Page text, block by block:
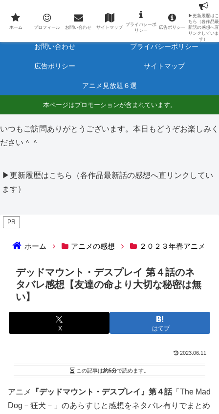
最新アニメのあらすじと感想をネタバレ有りで毎日更新しています。
ホーム プロフィール
お問い合わせ プライバシーポリシー
広告ポリシー サイトマップ
アニメ見放題６選
本ページはプロモーションが含まれています。
いつもご訪問ありがとうございます。本日もどうぞお楽しみく
ださい＾＾
▶更新履歴はこちら（各作品最新話の感想へ直リンクしてい
ます）
PR
ホーム アニメの感想 ２０２３年春アニメ
デッドマウント・デスプレイ 第４話のネ
タバレ感想【友達の命より大切な秘密は無
い】
X はてブ
2023.06.11
この記事は約5分で読めます。
アニメ 『デッドマウント・デスプレイ』第４話「The Mad
Dog－狂犬－」のあらすじと感想をネタバレ有りでまとめ
ホーム プロフィール お問い合わせ サイトマップ
プライバシーポ
リシー
広告ポリシー
▶更新履歴はこ
ちら（各作品最
新話の感想へ直
リンクしていま
す）